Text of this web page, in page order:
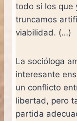
todo si los que
truncamos
viabilidad. (…)
La socióloga
interesante
un conflicto
libertad, pero
partida